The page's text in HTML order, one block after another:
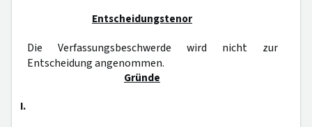
Entscheidungstenor
Die Verfassungsbeschwerde wird nicht zur
Entscheidung angenommen.
Gründe
I.